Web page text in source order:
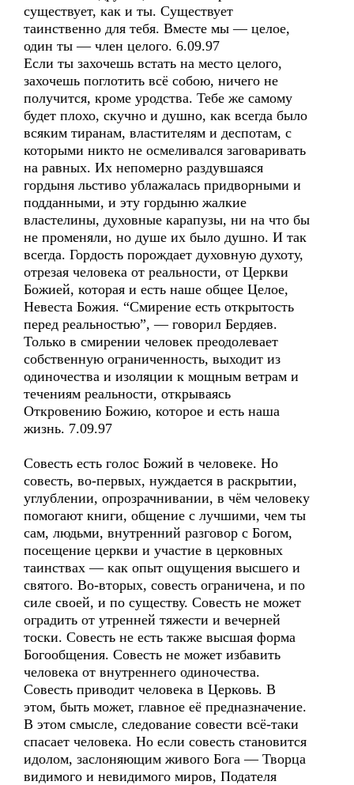
существует, как и ты. Существует
таинственно для тебя. Вместе мы — целое,
один ты — член целого. 6.09.97
Если ты захочешь встать на место целого,
захочешь поглотить всё собою, ничего не
получится, кроме уродства. Тебе же самому
будет плохо, скучно и душно, как всегда было
всяким тиранам, властителям и деспотам, с
которыми никто не осмеливался заговаривать
на равных. Их непомерно раздувшаяся
гордыня льстиво ублажалась придворными и
подданными, и эту гордыню жалкие
властелины, духовные карапузы, ни на что бы
не променяли, но душе их было душно. И так
всегда. Гордость порождает духовную духоту,
отрезая человека от реальности, от Церкви
Божией, которая и есть наше общее Целое,
Невеста Божия. “Смирение есть открытость
перед реальностью”, — говорил Бердяев.
Только в смирении человек преодолевает
собственную ограниченность, выходит из
одиночества и изоляции к мощным ветрам и
течениям реальности, открываясь
Откровению Божию, которое и есть наша
жизнь. 7.09.97
Совесть есть голос Божий в человеке. Но
совесть, во-первых, нуждается в раскрытии,
углублении, опрозрачнивании, в чём человеку
помогают книги, общение с лучшими, чем ты
сам, людьми, внутренний разговор с Богом,
посещение церкви и участие в церковных
таинствах — как опыт ощущения высшего и
святого. Во-вторых, совесть ограничена, и по
силе своей, и по существу. Совесть не может
оградить от утренней тяжести и вечерней
тоски. Совесть не есть также высшая форма
Богообщения. Совесть не может избавить
человека от внутреннего одиночества.
Совесть приводит человека в Церковь. В
этом, быть может, главное её предназначение.
В этом смысле, следование совести всё-таки
спасает человека. Но если совесть становится
идолом, заслоняющим живого Бога — Творца
видимого и невидимого миров, Подателя